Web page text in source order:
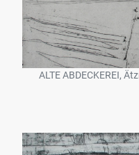
ALTE ABDECKEREI,